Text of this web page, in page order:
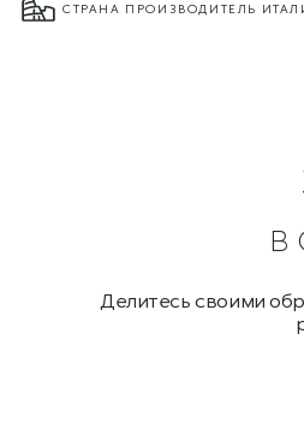
СТРАНА ПРОИЗВОДИТЕЛЬ
в
Делитесь своими